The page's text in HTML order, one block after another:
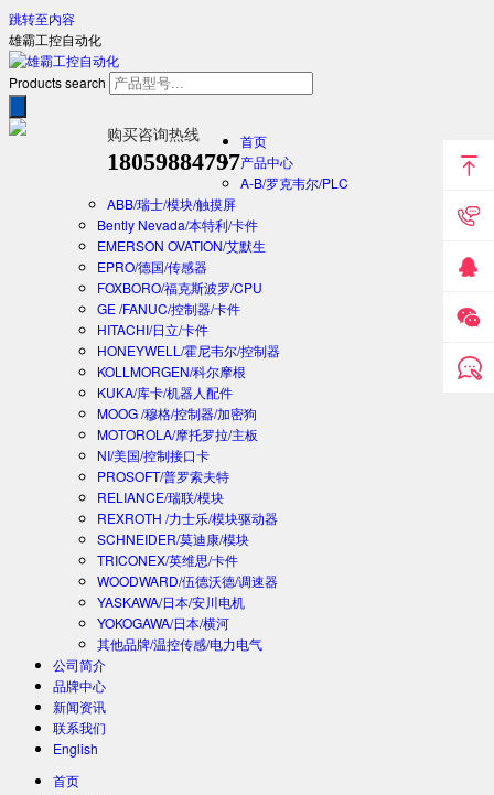
跳转至内容
雄霸工控自动化
Products search
购买咨询热线
18059884797
首页
产品中心
A-B/罗克韦尔/PLC
ABB/瑞士/模块/触摸屏
Bently Nevada/本特利/卡件
EMERSON OVATION/艾默生
EPRO/德国/传感器
FOXBORO/福克斯波罗/CPU
GE /FANUC/控制器/卡件
HITACHI/日立/卡件
HONEYWELL/霍尼韦尔/控制器
KOLLMORGEN/科尔摩根
KUKA/库卡/机器人配件
MOOG /穆格/控制器/加密狗
MOTOROLA/摩托罗拉/主板
NI/美国/控制接口卡
PROSOFT/普罗索夫特
RELIANCE/瑞联/模块
REXROTH /力士乐/模块驱动器
SCHNEIDER/莫迪康/模块
TRICONEX/英维思/卡件
WOODWARD/伍德沃德/调速器
YASKAWA/日本/安川电机
YOKOGAWA/日本/横河
其他品牌/温控传感/电力电气
公司简介
品牌中心
新闻资讯
联系我们
English
首页